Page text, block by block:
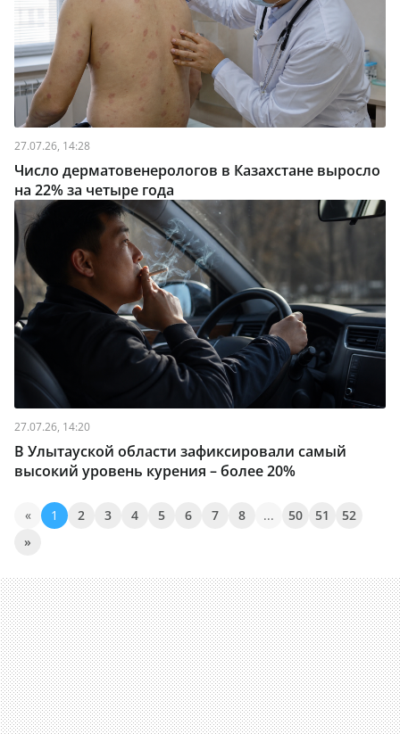
27.07.26, 14:28
Число дерматовенерологов в Казахстане выросло
на 22% за четыре года
27.07.26, 14:20
В Улытауской области зафиксировали самый
высокий уровень курения – более 20%
« 1 2 3 4 5 6 7 8 ... 50 51
52
»